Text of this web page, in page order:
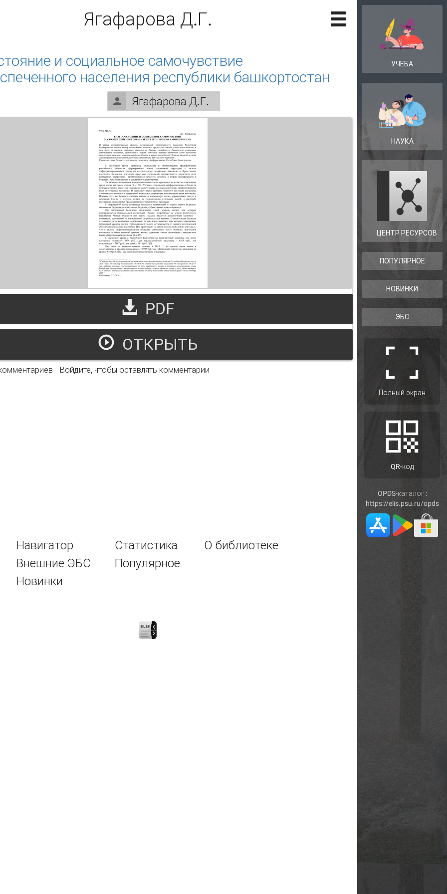
Ягафарова Д.Г.
и социальное самочувствие
населения республики башкортостан
Ягафарова Д.Г.
PDF
ОТКРЫТЬ
и социальное самочувствие малообеспеченного населения республики
Войдите, чтобы оставлять комментарии
Навигатор
Внешние ЭБС
Новинки
Статистика
Популярное
О библиотеке
УЧЕБА
НАУКА
ЦЕНТР РЕСУРСОВ
ПОПУЛЯРНОЕ
НОВИНКИ
ЭБС
Полный экран
QR-код
OPDS-каталог :
https://elis.psu.ru/opds